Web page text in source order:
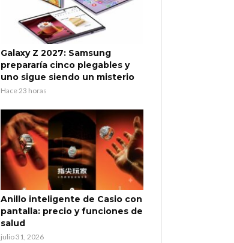
Galaxy Z 2027: Samsung
prepararía cinco plegables y
uno sigue siendo un misterio
Hace 23 horas
Anillo inteligente de Casio con
pantalla: precio y funciones de
salud
julio 31, 2026